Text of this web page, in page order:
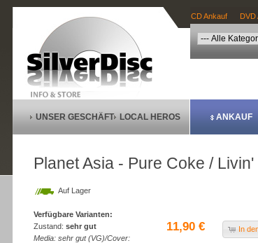
CD Ankauf DVD
UNSER GESCHÄFT LOCAL HEROS ANKAUF
Planet Asia - Pure Coke /
Auf Lager
Verfügbare Varianten:
Zustand: sehr gut
Media: sehr gut (VG)/Cover:
11,90 € In